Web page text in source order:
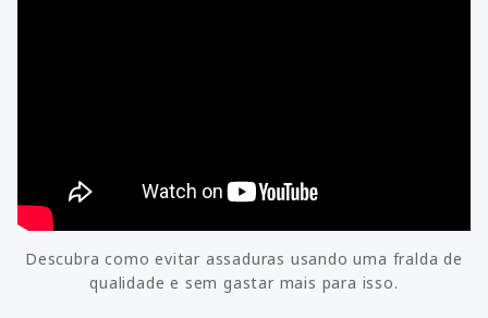
Descubra como evitar assaduras usando uma fralda de
qualidade e sem gastar mais para isso.